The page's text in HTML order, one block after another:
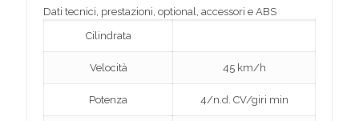
Dati tecnici, prestazioni, optional, accessori e ABS
Cilindrata
Velocità 45 km/h
Potenza 4/n.d. CV/giri min